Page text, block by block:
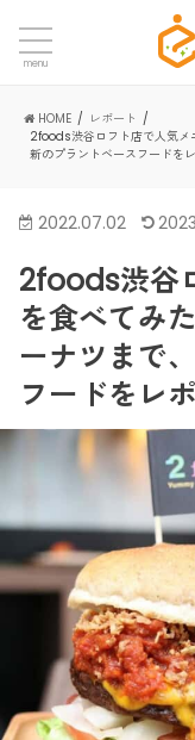
menu
HOME
レポート
2foods渋谷ロフト店で人気メ
新のプラントベースフードを
2022.07.02
2foods渋谷
を食べてみ
ーナツまで
フードをレ